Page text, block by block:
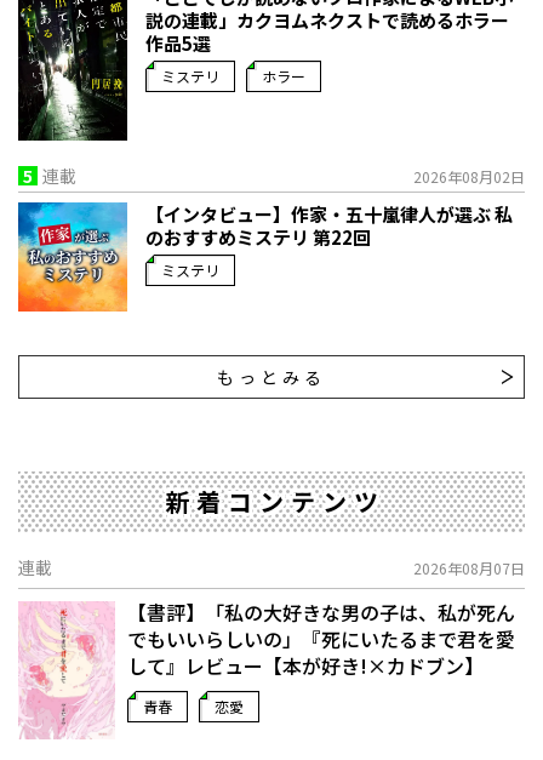
説の連載」――カクヨムネクストで読めるホラー
作品5選
ミステリ ホラー
5 連載 2026年08月02日
【インタビュー】作家・五十嵐律人が選ぶ 私
のおすすめミステリ 第22回
ミステリ
もっとみる
新着コンテンツ
連載 2026年08月07日
【書評】「私の大好きな男の子は、私が死ん
でもいいらしいの」――『死にいたるまで君を愛
して』レビュー【本が好き!×カドブン】
青春 恋愛